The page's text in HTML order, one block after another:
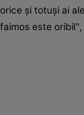
orice și totuși ai
faimos este